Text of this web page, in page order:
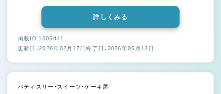
詳しくみる
掲載ID 1005441
更新日：2026年02月17日終了日：2026年05月12日
パティスリー・スイーツ・ケーキ屋